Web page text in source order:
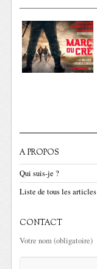
A PROPOS
Qui suis-je ?
Liste de tous les articles
CONTACT
Votre nom (obligatoire)